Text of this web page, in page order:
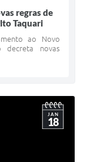
regras de
Taquari
ao Novo
decreta novas
JAN
18